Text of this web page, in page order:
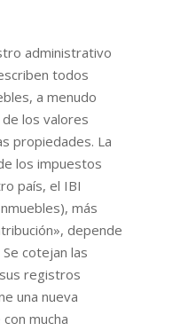
administrativo
todos
a menudo
los valores
propiedades. La
los impuestos
país, el IBI
, más
depende
Se cotejan las
registros
una nueva
mucha